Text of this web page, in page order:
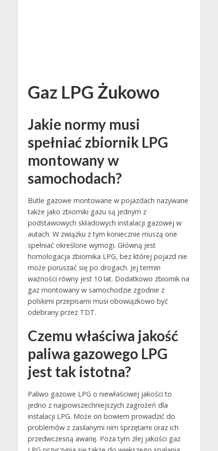
Gaz LPG Żukowo
Jakie normy musi
spełniać zbiornik LPG
montowany w
samochodach?
Butle gazowe montowane w pojazdach nazywane
także jako zbiorniki gazu są jednym z
podstawowych składowych instalacji gazowej w
autach. W związku z tym koniecznie muszą one
spełniać określone wymogi. Główną jest
homologacja zbiornika LPG, bez której pojazd nie
może poruszać się po drogach. Jej termin
ważności równy jest 10 lat. Dodatkowo zbiornik na
gaz montowany w samochodzie zgodnie z
polskimi przepisami musi obowiązkowo być
odebrany przez TDT.
Czemu właściwa jakość
paliwa gazowego LPG
jest tak istotna?
Paliwo gazowe LPG o niewłaściwej jakości to
jedno z najpowszechniejszych zagrożeń dla
instalacji LPG. Może on bowiem prowadzić do
problemów z zasilanymi nim sprzętami oraz ich
przedwczesną awarię. Poza tym złej jakości gaz